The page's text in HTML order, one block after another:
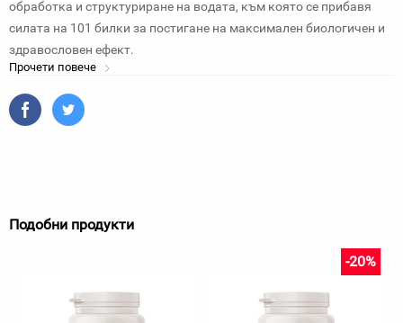
обработка и структуриране на водата, към която се прибавя
силата на 101 билки за постигане на максимален биологичен и
здравословен ефект.
Прочети повече
Подобни продукти
-20%